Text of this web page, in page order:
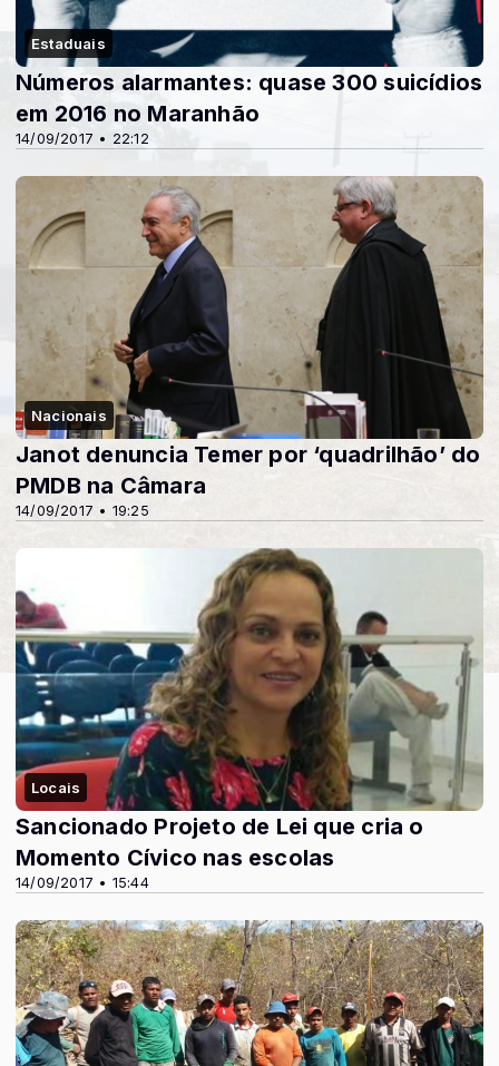
Estaduais
14/09/2017 • 22:12
Números alarmantes: quase 300 suicídios
em 2016 no Maranhão
Nacionais
14/09/2017 • 19:25
Janot denuncia Temer por ‘quadrilhão’ do
PMDB na Câmara
Locais
14/09/2017 • 15:44
Sancionado Projeto de Lei que cria o
Momento Cívico nas escolas